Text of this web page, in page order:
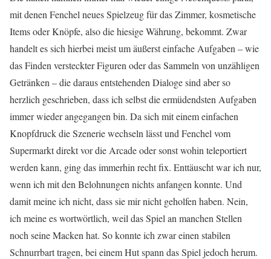
mit denen Fenchel neues Spielzeug für das Zimmer, kosmetische
Items oder Knöpfe, also die hiesige Währung, bekommt. Zwar
handelt es sich hierbei meist um äußerst einfache Aufgaben – wie
das Finden versteckter Figuren oder das Sammeln von unzähligen
Getränken – die daraus entstehenden Dialoge sind aber so
herzlich geschrieben, dass ich selbst die ermüdendsten Aufgaben
immer wieder angegangen bin. Da sich mit einem einfachen
Knopfdruck die Szenerie wechseln lässt und Fenchel vom
Supermarkt direkt vor die Arcade oder sonst wohin teleportiert
werden kann, ging das immerhin recht fix. Enttäuscht war ich nur,
wenn ich mit den Belohnungen nichts anfangen konnte. Und
damit meine ich nicht, dass sie mir nicht geholfen haben. Nein,
ich meine es wortwörtlich, weil das Spiel an manchen Stellen
noch seine Macken hat. So konnte ich zwar einen stabilen
Schnurrbart tragen, bei einem Hut spann das Spiel jedoch herum.